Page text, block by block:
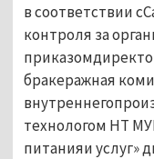
в соответствии
контроля за
бракеражная
технологом НТ
питанияи услуг»